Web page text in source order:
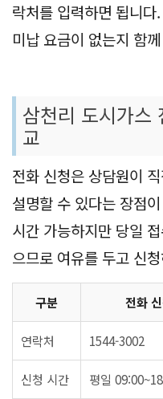
락처를 입력하면 됩니
미납 요금이 없는지 함
삼천리 도시가스
교
전화 신청은 상담원이
설명할 수 있다는 장점
시간 가능하지만 당일
으므로 여유를 두고 신
구분 전화
연락처 1544-3002
신청 시간 평일